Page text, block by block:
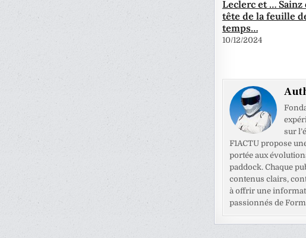
Leclerc et … Sainz
tête de la feuille
temps…
10/12/2024
sur
F1ACTU propose
portée aux
paddock. Chaque
contenus clairs,
à offrir une
passionnés de